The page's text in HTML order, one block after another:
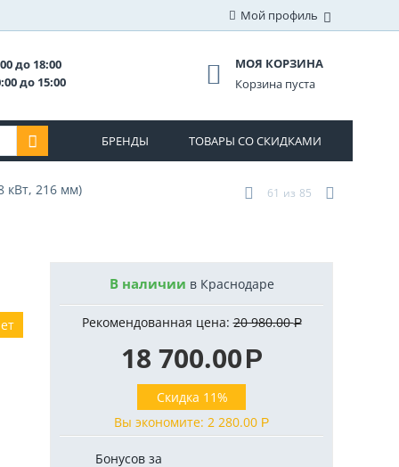
Мой профиль
до 18:00
до 15:00
МОЯ КОРЗИНА
Корзина пуста
БРЕНДЫ ТОВАРЫ СО СКИДКАМИ
кВт, 216 мм) 61 из 85
В наличии в Краснодаре
Рекомендованная цена: 20 980.00 Р
18 700.00Р
Скидка 11%
Вы экономите: 2 280.00 Р
Бонусов за